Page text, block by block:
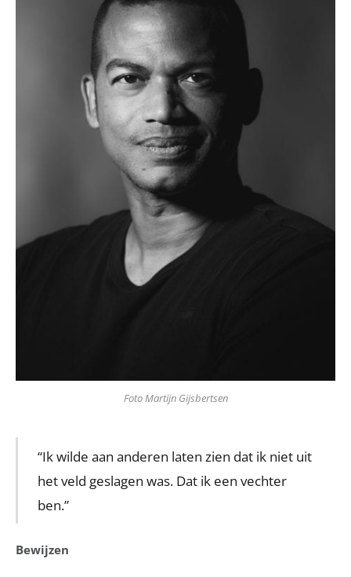
Foto Martijn Gijsbertsen
“Ik wilde aan anderen laten zien dat ik niet uit
het veld geslagen was. Dat ik een vechter
ben.”
Bewijzen